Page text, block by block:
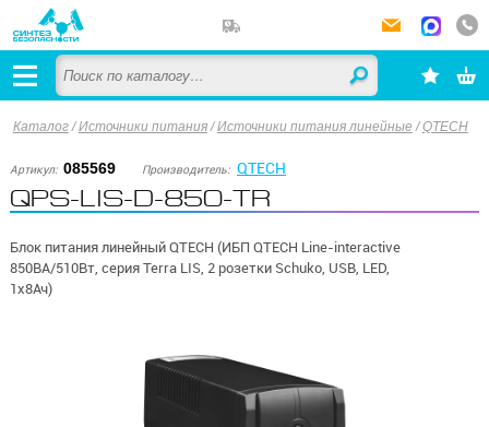
Каталог/Источники питания /Источники питания линейные /QTECH
Артикул: 085569 Производитель: QTECH
QPS-LIS-D-850-TR
Блок питания линейный QTECH (ИБП QTECH Line-interactive
850ВА/510Вт, серия Terra LIS, 2 розетки Schuko, USB, LED,
1х8Ач)